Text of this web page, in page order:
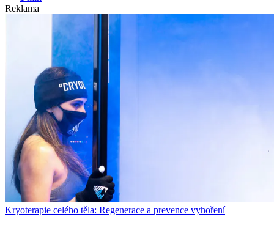
Reklama
Kryoterapie celého těla: Regenerace a prevence vyhoření